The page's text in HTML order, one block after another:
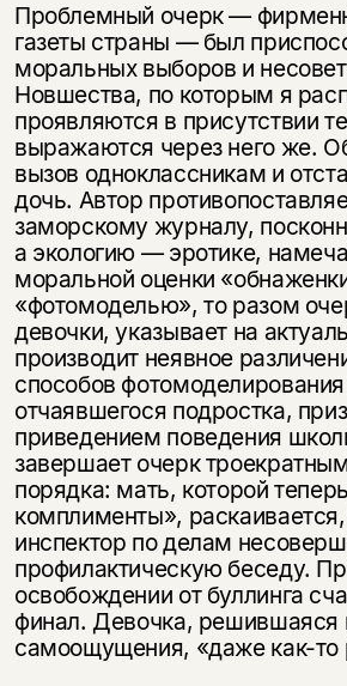
Проблемный очерк —
газеты страны — был
моральных выборов и
Новшества, по которым я
проявляются в присутствии
выражаются через него же.
вызов одноклассникам и
дочь. Автор
заморскому журналу,
а экологию — эротике,
моральной оценки
«фотомоделью», то разом
девочки, указывает на
производит неявное
способов
отчаявшегося подростка,
приведением поведения
завершает очерк
порядка: мать, которой
комплименты»,
инспектор по делам
профилактическую беседу.
освобождении от буллинга
финал. Девочка, решившаяся
самоощущения, «даже как-то